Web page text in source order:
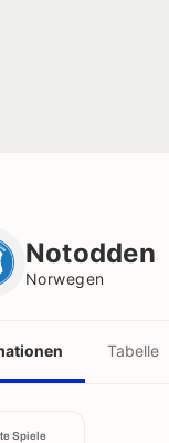
Notodden
Norwegen
Tabelle
Spiele